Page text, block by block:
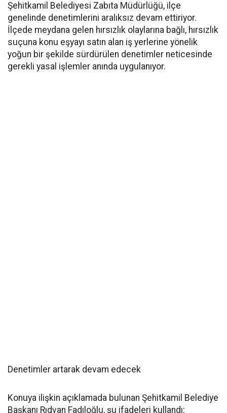
Şehitkamil Belediyesi Zabıta Müdürlüğü, ilçe
genelinde denetimlerini aralıksız devam ettiriyor.
İlçede meydana gelen hırsızlık olaylarına bağlı, hırsızlık
suçuna konu eşyayı satın alan iş yerlerine yönelik
yoğun bir şekilde sürdürülen denetimler neticesinde
gerekli yasal işlemler anında uygulanıyor.
Denetimler artarak devam edecek
Konuya ilişkin açıklamada bulunan Şehitkamil Belediye
Başkanı Rıdvan Fadıloğlu, şu ifadeleri kullandı: